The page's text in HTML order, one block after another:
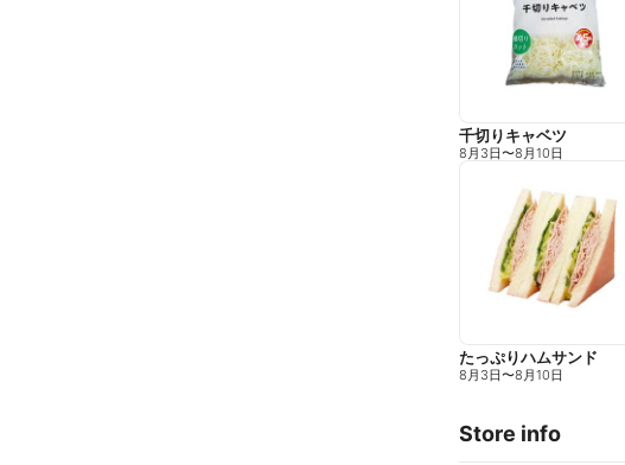
千切りキャベツ
8月3日〜8月10日
たっぷりハムサンド
8月3日〜8月10日
Store info